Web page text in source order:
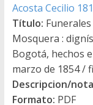
Acosta Cecilio
Título:
Mosquera :
Bogotá, hechos
marzo de 1854 /
Descripcion/
Formato: PDF